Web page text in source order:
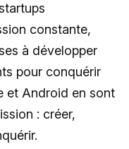
constante,
à développer
pour conquérir
et Android en sont
: créer,